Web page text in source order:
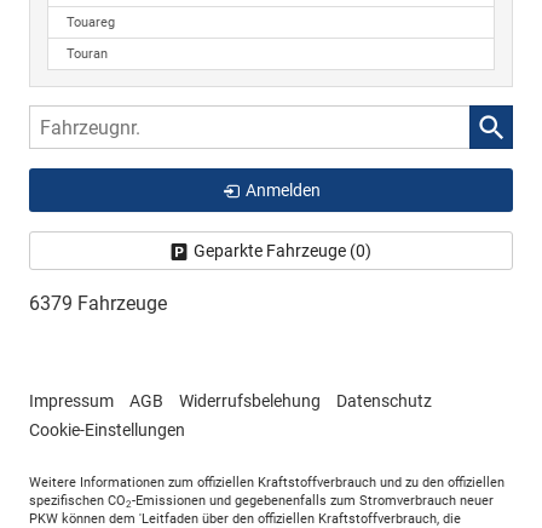
Touareg
Touran
Fahrzeugnr.
Anmelden
Geparkte Fahrzeuge (0)
6379 Fahrzeuge
Impressum AGB Widerrufsbelehung
Datenschutz
Cookie-Einstellungen
Weitere Informationen zum offiziellen Kraftstoffverbrauch und zu den offiziellen
spezifischen CO2-Emissionen und gegebenenfalls zum Stromverbrauch neuer
PKW können dem 'Leitfaden über den offiziellen Kraftstoffverbrauch, die